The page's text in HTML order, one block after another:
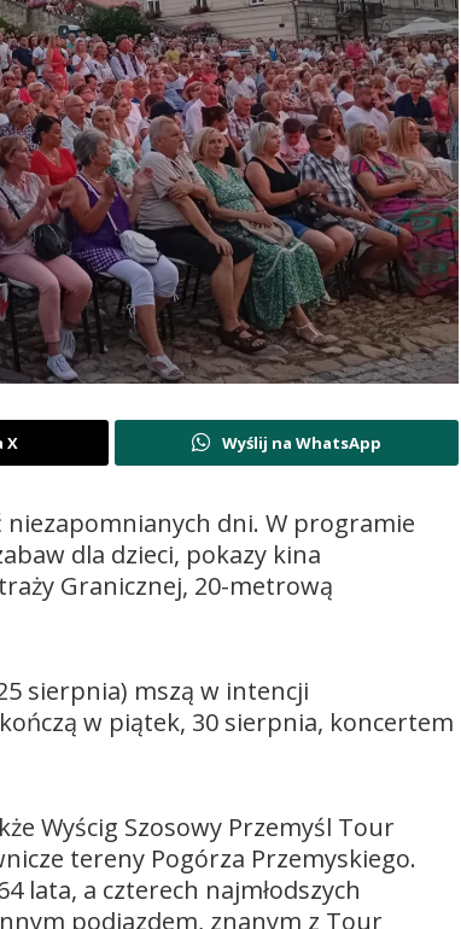
X Wyślij na WhatsApp
niezapomnianych dni. W programie
dla dzieci, pokazy kina
Granicznej, 20-metrową
sierpnia) mszą w intencji
w piątek, 30 sierpnia, koncertem
Wyścig Szosowy Przemyśl Tour
tereny Pogórza Przemyskiego.
lata, a czterech najmłodszych
podjazdem, znanym z Tour